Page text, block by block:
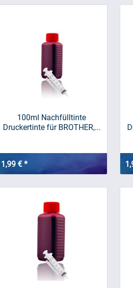
100ml Nachfülltinte
Druckertinte für BROTHER,...
1,99 € *